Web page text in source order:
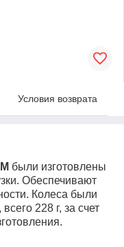
Условия возврата
были изготовлены
Обеспечивают
Колеса были
228 г, за счет